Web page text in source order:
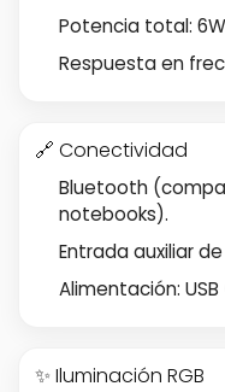
Potencia total: 6W
Respuesta en
🔗 Conectividad
Bluetooth
notebooks).
Entrada auxiliar
Alimentación:
✨ Iluminación RGB